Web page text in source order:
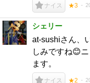
ナイス ★3
シェリー
at-sushiさん、
しみですね😊
ます。
ナイス ★2